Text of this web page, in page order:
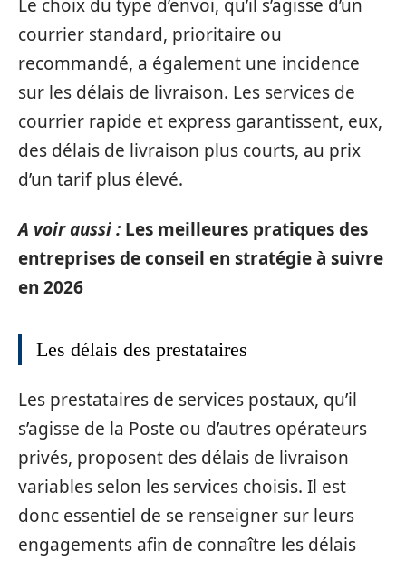
Le choix du type d’envoi, qu’il s’agisse d’un
courrier standard, prioritaire ou
recommandé, a également une incidence
sur les délais de livraison. Les services de
courrier rapide et express garantissent, eux,
des délais de livraison plus courts, au prix
d’un tarif plus élevé.
A voir aussi : Les meilleures pratiques des
entreprises de conseil en stratégie à suivre
en 2026
Les délais des prestataires
Les prestataires de services postaux, qu’il
s’agisse de la Poste ou d’autres opérateurs
privés, proposent des délais de livraison
variables selon les services choisis. Il est
donc essentiel de se renseigner sur leurs
engagements afin de connaître les délais